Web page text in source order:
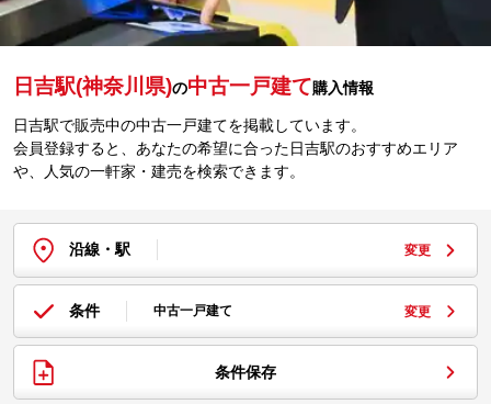
日吉駅(神奈川県)の中古一戸建て購入情報
日吉駅で販売中の中古一戸建てを掲載しています。
会員登録すると、あなたの希望に合った日吉駅のおすすめエリア
や、人気の一軒家・建売を検索できます。
沿線・駅 変更
条件 中古一戸建て 変更
条件保存